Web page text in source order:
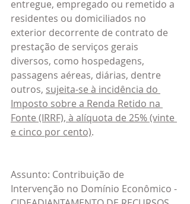
entregue, empregado ou remetido a
residentes ou domiciliados no
exterior decorrente de contrato de
prestação de serviços gerais
diversos, como hospedagens,
passagens aéreas, diárias, dentre
outros, sujeita-se à incidência do
Imposto sobre a Renda Retido na
Fonte (IRRF), à alíquota de 25% (vinte
e cinco por cento).
Assunto: Contribuição de
Intervenção no Domínio Econômico -